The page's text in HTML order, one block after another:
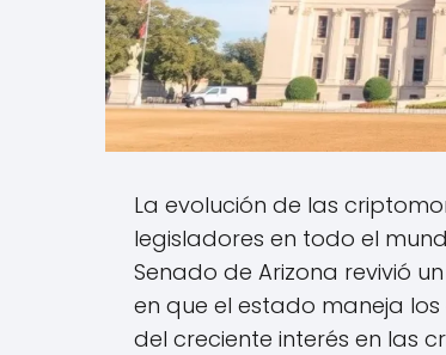
La evolución de las
legisladores en todo el
Senado de Arizona revivió
en que el estado maneja
del creciente interés en las